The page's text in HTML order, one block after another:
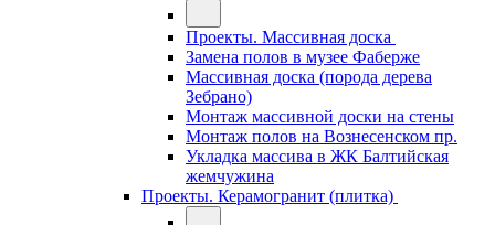
Проекты. Массивная доска
Замена полов в музее Фаберже
Массивная доска (порода дерева
Зебрано)
Монтаж массивной доски на стены
Монтаж полов на Вознесенском пр.
Укладка массива в ЖК Балтийская
жемчужина
Проекты. Керамогранит (плитка)